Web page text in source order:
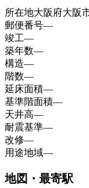
所在地大阪府大阪
郵便番号—
竣工—
築年数—
構造—
階数—
延床面積—
基準階面積—
天井高—
耐震基準—
改修—
用途地域—
地図・最寄駅